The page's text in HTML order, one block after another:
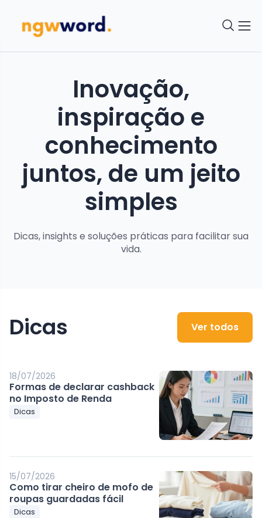
Inovação,
inspiração e
conhecimento
juntos, de um jeito
simples
Dicas, insights e soluções práticas para facilitar sua
vida.
Dicas Ver todos
18/07/2026
Formas de declarar cashback
no Imposto de Renda
Dicas
15/07/2026
Como tirar cheiro de mofo de
roupas guardadas fácil
Dicas